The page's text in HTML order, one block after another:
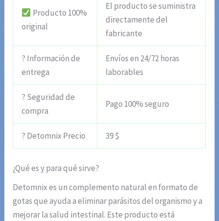
Producto 100%
original
El producto se suministra
directamente del
fabricante
? Información de
entrega
Envíos en 24/72 horas
laborables
? Seguridad de
compra
Pago 100% seguro
? Detomnix Precio 39 $
¿Qué es y para qué sirve?
Detomnix es un complemento natural en formato de
gotas que ayuda a eliminar parásitos del organismo y a
mejorar la salud intestinal. Este producto está